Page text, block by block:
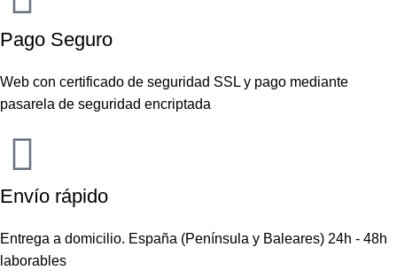
Pago Seguro
Web con certificado de seguridad SSL y pago mediante
pasarela de seguridad encriptada
Envío rápido
Entrega a domicilio. España (Península y Baleares) 24h - 48h
laborables